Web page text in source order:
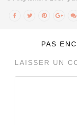
PAS
LAISSER UN